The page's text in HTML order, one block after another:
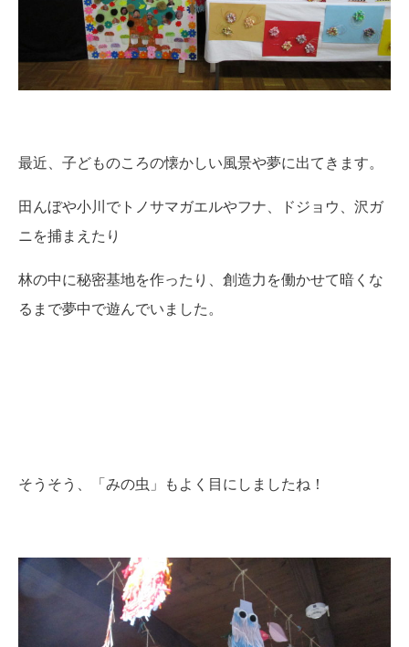
最近、子どものころの懐かしい風景や夢に出てきます。
田んぼや小川でトノサマガエルやフナ、ドジョウ、沢ガ
ニを捕まえたり
林の中に秘密基地を作ったり、創造力を働かせて暗くな
るまで夢中で遊んでいました。
そうそう、「みの虫」もよく目にしましたね！